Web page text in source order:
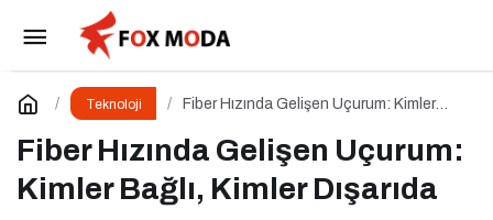
Teknoloji
Fiber Hızında Gelişen Uçurum: Kimler
Fiber Hızında Gelişen Uçurum:
Kimler Bağlı, Kimler Dışarıda
Dijitalleşmenin Gölgesinde: Bilgi Açığı Büyüyor
mu?Yorum Yap